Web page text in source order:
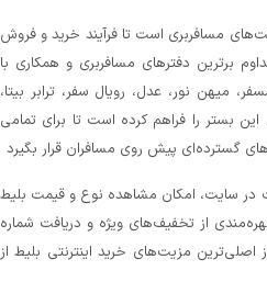
شرکت‌های مسافربری است تا فرآیند خرید و فروش
برترین دفترهای مسافربری و همکاری با
میهن‌ نور، عدل، رویال سفر، ترابر بیتا،
این بستر را فراهم کرده است تا برای تمامی
گسترده‌ای پیش روی مسافران قرار بگیرد
در سایت، امکان مشاهده نوع و قیمت بلیط
از تخفیف‌های ویژه و دریافت شماره‌
اصلی‌ترین مزیت‌های خرید اینترنتی بلیط از